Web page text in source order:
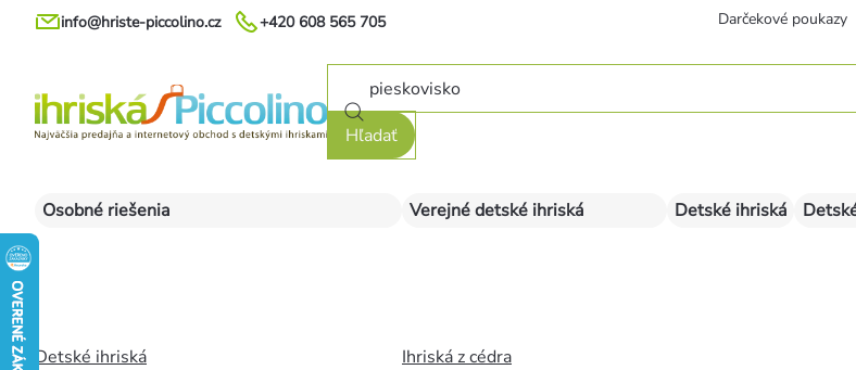
Prejsť
+420 608 565 705
info@hriste-piccolino.cz Darčekové poukazy
Hľadať
Osobné riešenia
Detské ihriská
Verejné detské ihriská
Ihriská z cédra
Detské ihriská